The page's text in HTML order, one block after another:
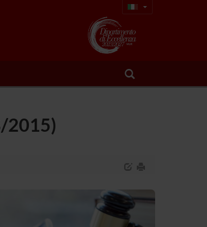
2015)